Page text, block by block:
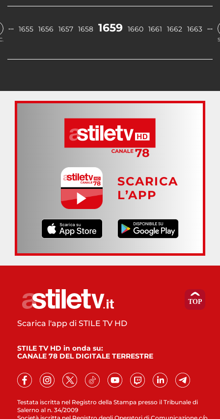
… 1655 1656 1657 1658 1659 1660 1661 1662 1663 …
SCARICA
L’APP
Testata iscritta nel Registro della Stampa presso il Tribunale di
Salerno al n. 34/2009
Scarica l'app di STILE TV HD
STILE TV HD in onda su:
CANALE 78 DEL DIGITALE TERRESTRE